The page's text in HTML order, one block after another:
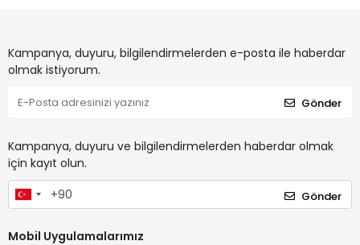
Kampanya, duyuru, bilgilendirmelerden e-posta ile haberdar
olmak istiyorum.
Gönder
Kampanya, duyuru ve bilgilendirmelerden haberdar olmak
için kayıt olun.
Gönder
Mobil Uygulamalarımız